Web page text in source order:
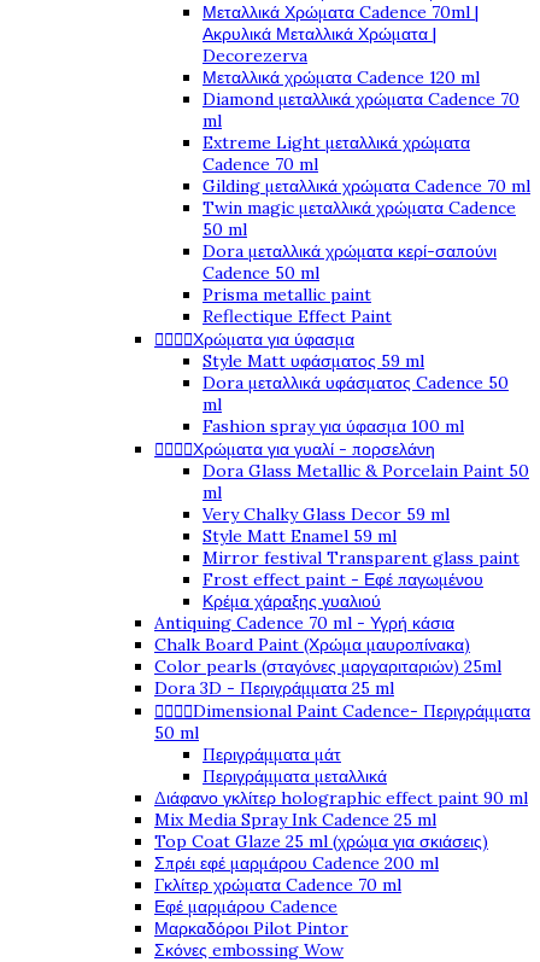
Μεταλλικά Χρώματα Cadence 70ml |
Ακρυλικά Μεταλλικά Χρώματα |
Decorezerva
Μεταλλικά χρώματα Cadence 120 ml
Diamond μεταλλικά χρώματα Cadence 70
ml
Extreme Light μεταλλικά χρώματα
Cadence 70 ml
Gilding μεταλλικά χρώματα Cadence 70 ml
Twin magic μεταλλικά χρώματα Cadence
50 ml
Dora μεταλλικά χρώματα κερί-σαπούνι
Cadence 50 ml
Prisma metallic paint
Reflectique Effect Paint
Χρώματα για ύφασμα
Style Matt υφάσματος 59 ml
Dora μεταλλικά υφάσματος Cadence 50
ml
Fashion spray για ύφασμα 100 ml
Χρώματα για γυαλί - πορσελάνη
Dora Glass Metallic & Porcelain Paint 50
ml
Very Chalky Glass Decor 59 ml
Style Matt Enamel 59 ml
Mirror festival Transparent glass paint
Frost effect paint - Εφέ παγωμένου
Κρέμα χάραξης γυαλιού
Antiquing Cadence 70 ml - Υγρή κάσια
Chalk Board Paint (Χρώμα μαυροπίνακα)
Color pearls (σταγόνες μαργαριταριών) 25ml
Dora 3D - Περιγράμματα 25 ml
Dimensional Paint Cadence- Περιγράμματα
50 ml
Περιγράμματα μάτ
Περιγράμματα μεταλλικά
Διάφανο γκλίτερ holographic effect paint 90 ml
Mix Media Spray Ink Cadence 25 ml
Top Coat Glaze 25 ml (χρώμα για σκιάσεις)
Σπρέι εφέ μαρμάρου Cadence 200 ml
Γκλίτερ χρώματα Cadence 70 ml
Εφέ μαρμάρου Cadence
Μαρκαδόροι Pilot Pintor
Σκόνες embossing Wow